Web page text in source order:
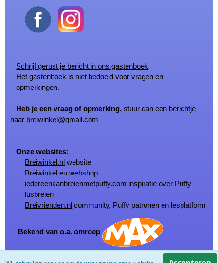
Schrijf gerust je bericht in ons gastenboek
Het gastenboek is niet bedoeld voor vragen en
opmerkingen.
Heb je een vraag of opmerking, stuur dan een berichtje
naar breiwinkel@gmail.com
Onze websites:
Breiwinkel.nl website
Breiwinkel.eu webshop
iedereenkanbreienmetpuffy.com inspiratie over Puffy
lusbreien
Breivrienden.nl community, Puffy patronen en lesplatform
Bekend van o.a. omroep